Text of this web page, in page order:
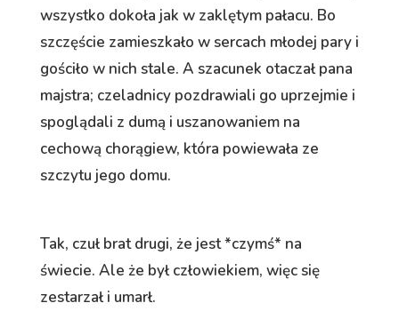
wszystko dokoła jak w zaklętym pałacu. Bo
szczęście zamieszkało w sercach młodej pary i
gościło w nich stale. A szacunek otaczał pana
majstra; czeladnicy pozdrawiali go uprzejmie i
spoglądali z dumą i uszanowaniem na
cechową chorągiew, która powiewała ze
szczytu jego domu.
Tak, czuł brat drugi, że jest *czymś* na
świecie. Ale że był człowiekiem, więc się
zestarzał i umarł.